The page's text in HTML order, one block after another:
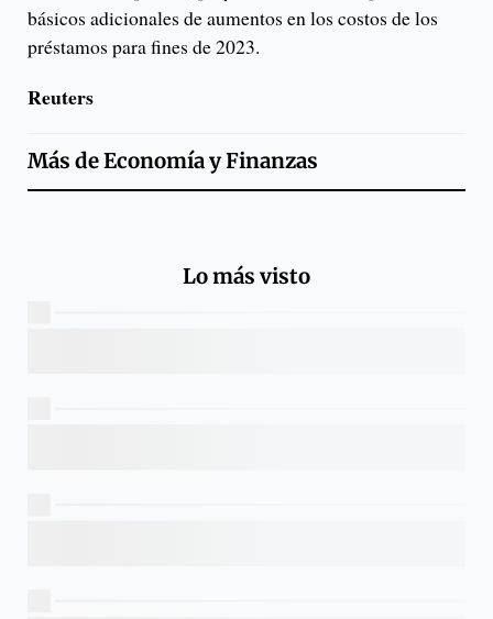
básicos adicionales de aumentos en los costos de los
préstamos para fines de 2023.
Reuters
Más deEconomía y Finanzas
Lo más visto